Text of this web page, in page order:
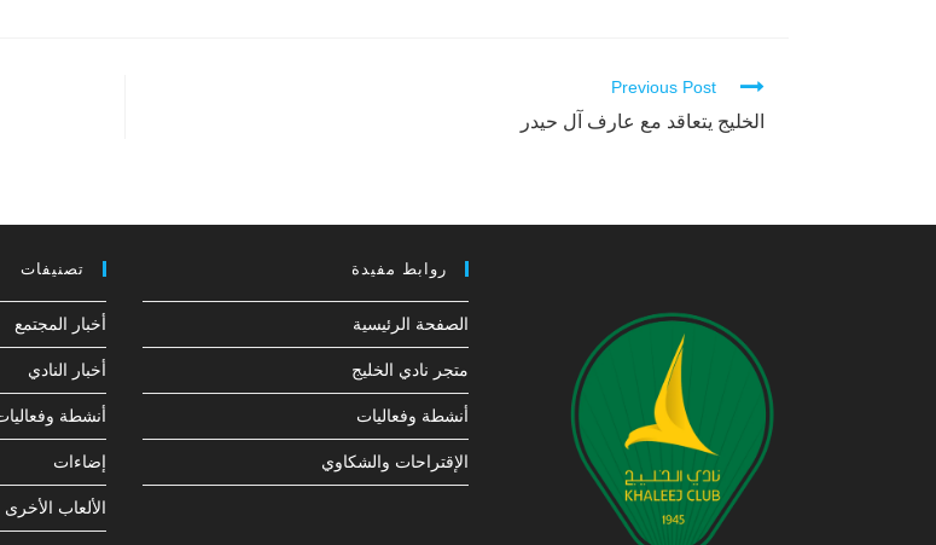
Continue
Reading
Previous Post
الخليج يتعاقد مع عارف آل حيدر
روابط مفيدة
الصفحة الرئيسية
متجر نادي الخليج
أنشطة وفعاليات
الإقتراحات والشكاوي
تصنيفات
أخبار المجتمع
أخبار النادي
أنشطة
إضاءات
الألعاب الأخرى